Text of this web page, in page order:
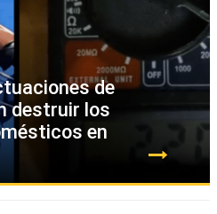
de
destruir los
en